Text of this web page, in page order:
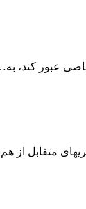
عبور کند،
متقابل از هم